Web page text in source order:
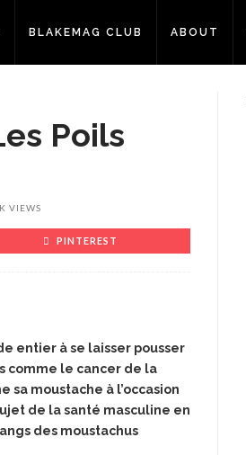
BLAKEMAG CLUB ABOUT
Poils
VIEWS
PINTEREST
entier à se laisser pousser
comme le cancer de la
moustache à l’occasion
de la santé masculine en
des moustachus